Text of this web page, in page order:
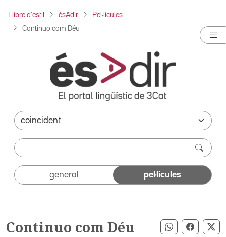
Llibre d'estil ésAdir Pel·lícules
Continuo com Déu
general pel·lícules
Continuo com Déu Compartir